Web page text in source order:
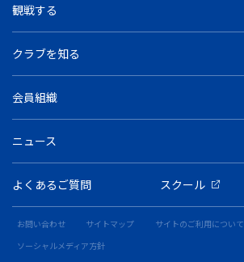
観戦する
クラブを知る
会員組織
ニュース
よくあるご質問 スクール
お問い合わせ サイトマップ サイトのご利用について
ソーシャルメディア方針